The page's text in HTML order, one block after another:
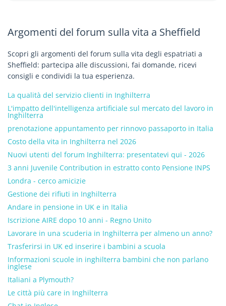
Argomenti del forum sulla vita a Sheffield
Scopri gli argomenti del forum sulla vita degli espatriati a
Sheffield: partecipa alle discussioni, fai domande, ricevi
consigli e condividi la tua esperienza.
La qualità del servizio clienti in Inghilterra
L'impatto dell'intelligenza artificiale sul mercato del lavoro in
Inghilterra
prenotazione appuntamento per rinnovo passaporto in Italia
Costo della vita in Inghilterra nel 2026
Nuovi utenti del forum Inghilterra: presentatevi qui - 2026
3 anni Juvenile Contribution in estratto conto Pensione INPS
Londra - cerco amicizie
Gestione dei rifiuti in Inghilterra
Andare in pensione in UK e in Italia
Iscrizione AIRE dopo 10 anni - Regno Unito
Lavorare in una scuderia in Inghilterra per almeno un anno?
Trasferirsi in UK ed inserire i bambini a scuola
Informazioni scuole in inghilterra bambini che non parlano
inglese
Italiani a Plymouth?
Le città più care in Inghilterra